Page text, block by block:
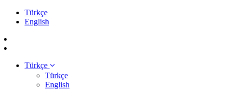
Türkçe
English
Türkçe
Türkçe
English